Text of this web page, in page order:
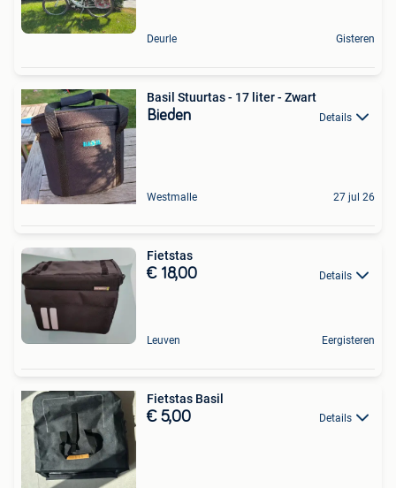
Deurle Gisteren
Basil Stuurtas - 17 liter - Zwart
Bieden Details
Westmalle 27 jul 26
Fietstas
€ 18,00 Details
Leuven Eergisteren
Fietstas Basil
€ 5,00 Details